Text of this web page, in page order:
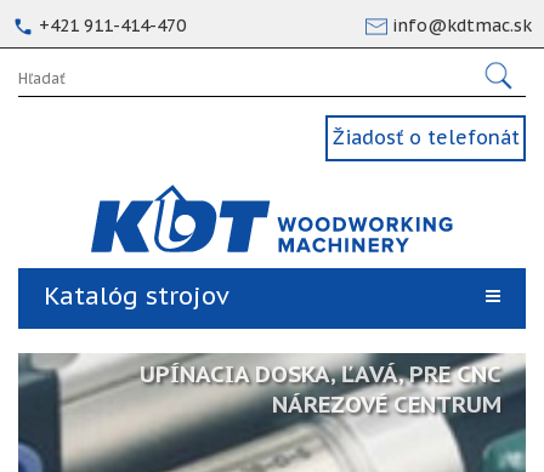
+421 911-414-470 info@kdtmac.sk
Žiadosť o telefonát
Katalóg strojov
UPÍNACIA DOSKA, ĽAVÁ, PRE CNC
NÁREZOVÉ CENTRUM